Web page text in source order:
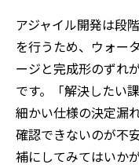
アジャイル開発は段
を行うため、ウォー
ージと完成形のずれ
です。「解決したい
細かい仕様の決定漏
確認できないのが不
補にしてみてはいか